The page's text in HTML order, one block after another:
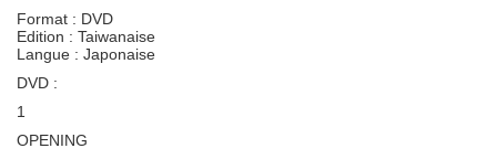
Format : DVD
Edition : Taiwanaise
Langue : Japonaise
DVD :
1
OPENING